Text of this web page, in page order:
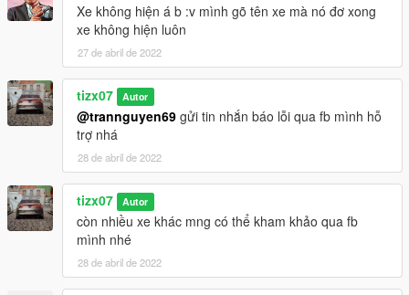
Xe không hiện á b :v mình gõ tên xe mà nó đơ xong
xe không hiện luôn
27 de abril de 2022
tizx07 Autor
@trannguyen69 gửi tin nhắn báo lỗi qua fb mình hỗ
trợ nhá
28 de abril de 2022
tizx07 Autor
còn nhiều xe khác mng có thể kham khảo qua fb
mình nhé
28 de abril de 2022